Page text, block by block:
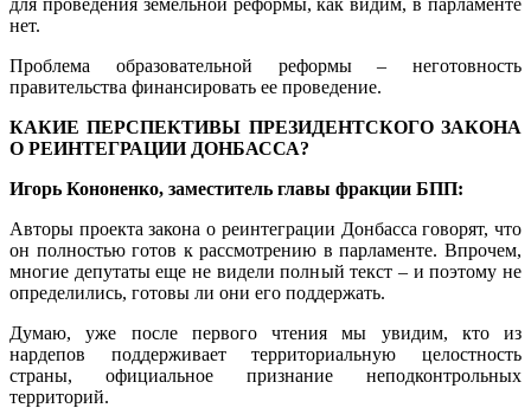
нет.
Проблема образовательной реформы – неготовность
правительства финансировать ее проведение.
КАКИЕ ПЕРСПЕКТИВЫ ПРЕЗИДЕНТСКОГО ЗАКОНА
О РЕИНТЕГРАЦИИ ДОНБАССА?
Игорь Кононенко, заместитель главы фракции БПП:
Авторы проекта закона о реинтеграции Донбасса говорят, что
он полностью готов к рассмотрению в парламенте. Впрочем,
многие депутаты еще не видели полный текст – и поэтому не
определились, готовы ли они его поддержать.
Думаю, уже после первого чтения мы увидим, кто из
нардепов поддерживает территориальную целостность
страны, официальное признание неподконтрольных
территорий.